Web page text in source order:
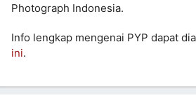
Photograph Indonesia.
Info lengkap mengenai PYP dapat
ini.